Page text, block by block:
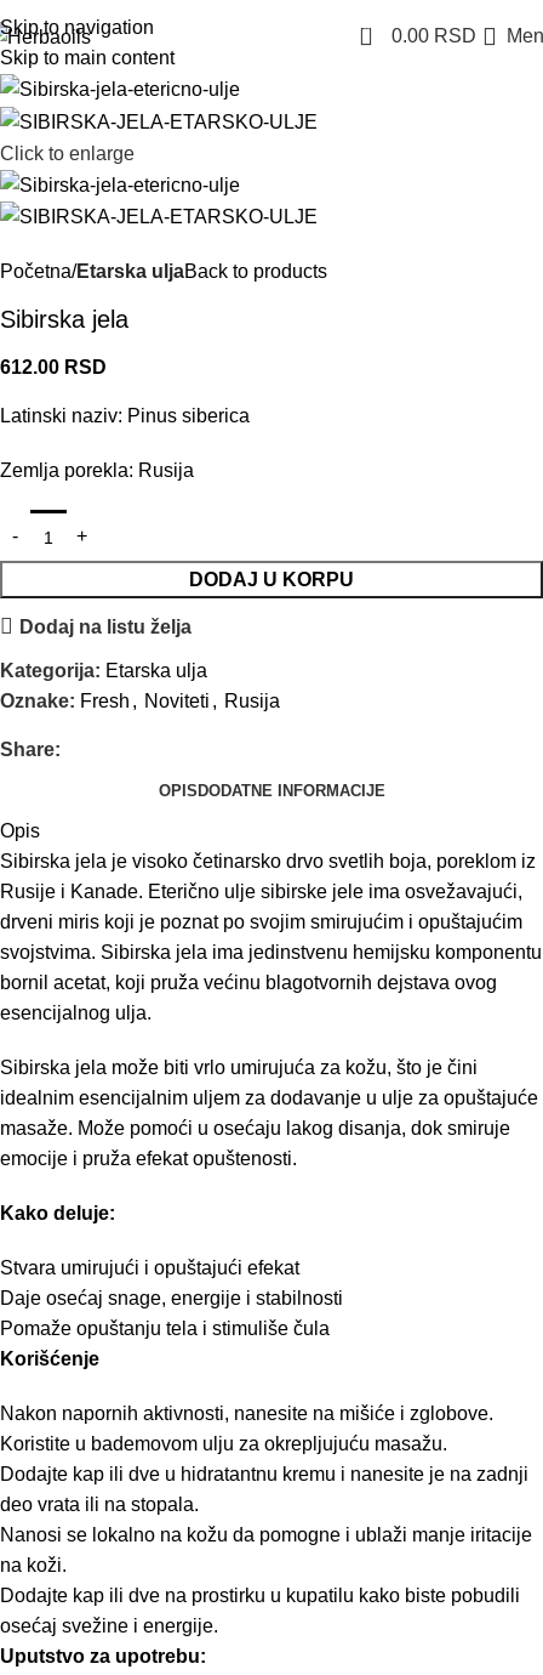
Skip to navigation
Skip to main content
0 0.00 RSD
Click to enlarge
Početna Etarska uljaBack to products
Sibirska jela
612.00 RSD
Latinski naziv: Pinus siberica
Zemlja porekla: Rusija
DODAJ U KORPU
Dodaj na listu želja
Kategorija: Etarska ulja
Oznake: Fresh , Noviteti , Rusija
Share:
OPIS DODATNE INFORMACIJE
Opis
Sibirska jela je visoko četinarsko drvo svetlih boja, poreklom iz
Rusije i Kanade. Eterično ulje sibirske jele ima osvežavajući,
drveni miris koji je poznat po svojim smirujućim i opuštajućim
svojstvima. Sibirska jela ima jedinstvenu hemijsku komponentu
bornil acetat, koji pruža većinu blagotvornih dejstava ovog
esencijalnog ulja.
Sibirska jela može biti vrlo umirujuća za kožu, što je čini
idealnim esencijalnim uljem za dodavanje u ulje za opuštajuće
masaže. Može pomoći u osećaju lakog disanja, dok smiruje
emocije i pruža efekat opuštenosti.
Kako deluje:
Stvara umirujući i opuštajući efekat
Daje osećaj snage, energije i stabilnosti
Pomaže opuštanju tela i stimuliše čula
Korišćenje
Nakon napornih aktivnosti, nanesite na mišiće i zglobove.
Koristite u bademovom ulju za okrepljujuću masažu.
Dodajte kap ili dve u hidratantnu kremu i nanesite je na zadnji
deo vrata ili na stopala.
Nanosi se lokalno na kožu da pomogne i ublaži manje iritacije
na koži.
Dodajte kap ili dve na prostirku u kupatilu kako biste pobudili
osećaj svežine i energije.
Uputstvo za upotrebu: